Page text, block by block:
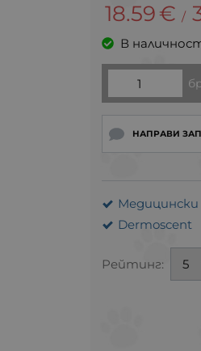
18.59€ /
В
НАПРАВИ
Dermoscent
Рейтинг: